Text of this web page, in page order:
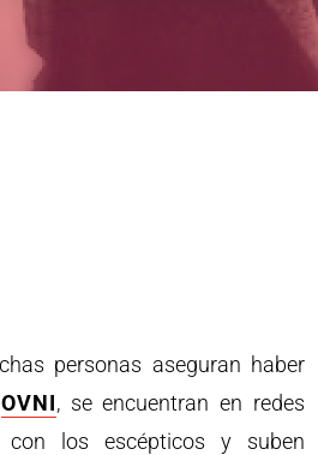
personas aseguran haber
OVNI, se encuentran en redes
con los escépticos y suben